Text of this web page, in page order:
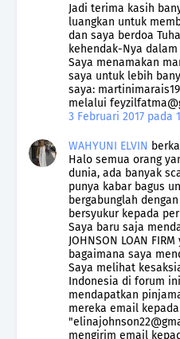
Jadi terima kasih
luangkan untuk
dan saya berdoa
kehendak-Nya
Saya menamakan
saya untuk lebih
saya:
melalui
3 Februari 2017 pada
WAHYUNI ELVIN
Halo semua orang
dunia, ada banyak
punya kabar bagus
bergabunglah
bersyukur kepada
Saya baru saja
JOHNSON LOAN
bagaimana saya
Saya melihat
Indonesia di forum
mendapatkan
mereka email
mengirim email